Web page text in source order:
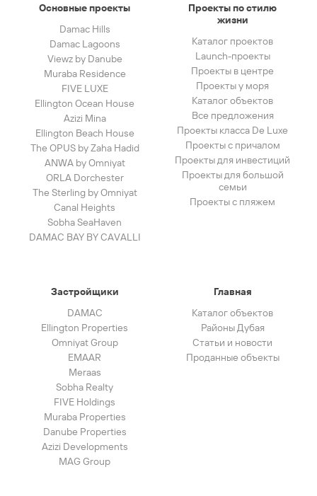
Основные проекты
Damac Hills
Damac Lagoons
Viewz by Danube
Muraba Residence
FIVE LUXE
Ellington Ocean House
Azizi Mina
Ellington Beach House
The OPUS by Zaha Hadid
ANWA by Omniyat
ORLA Dorchester
The Sterling by Omniyat
Canal Heights
Sobha SeaHaven
DAMAC BAY BY CAVALLI
Проекты по стилю
жизни
Каталог проектов
Launch-проекты
Проекты в центре
Проекты у моря
Каталог объектов
Все предложения
Проекты класса De Luxe
Проекты с причалом
Проекты для инвестиций
Проекты для большой
семьи
Проекты с пляжем
Застройщики
DAMAC
Ellington Properties
Omniyat Group
EMAAR
Meraas
Sobha Realty
FIVE Holdings
Muraba Properties
Danube Properties
Azizi Developments
MAG Group
Главная
Каталог объектов
Районы Дубая
Статьи и новости
Проданные объекты